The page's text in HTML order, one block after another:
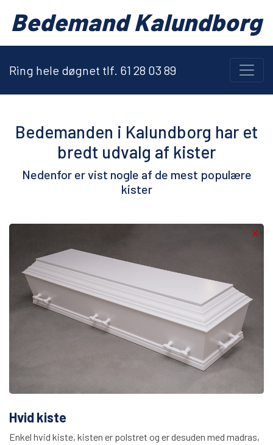
Bedemand Kalundborg
Ring hele døgnet tlf. 61 28 03 89
Bedemanden i Kalundborg har et
bredt udvalg af kister
Nedenfor er vist nogle af de mest populære
kister
Hvid kiste
Enkel hvid kiste, kisten er polstret og er desuden med madras,